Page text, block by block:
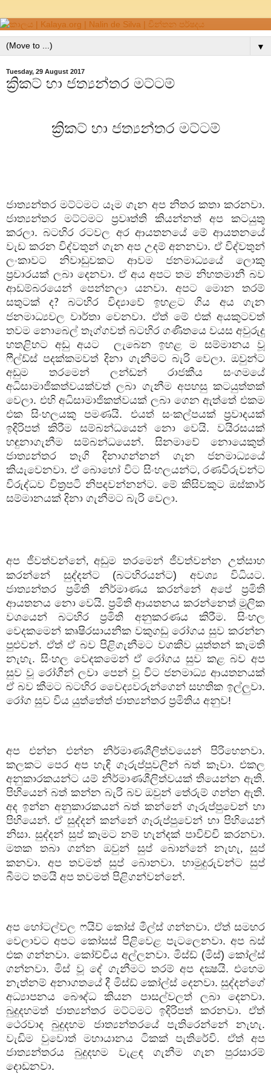
▼
Tuesday, 29 August 2017
ක්‍රිකට් හා ජත්‍යන්තර මට්ටම්
ක්‍රිකට් හා ජත්‍යන්තර මට්ටම්
ජාත්‍යන්තර මට්ටමට යෑම ගැන අප නිතර කතා කරනවා.
ජාත්‍යන්තර මට්ටමට ප්‍රවෘත්ති කියන්නත් අප කටයුතු
කරලා. බටහිර රටවල අර ආයතනයේ මේ ආයතනයේ
වැඩ කරන විද්වතුන් ගැන අප උදම් අනනවා. ඒ විද්වතුන්
ලංකාවට නිවාඩුවකට ආවම ජනමාධ්‍යයේ ලොකු
ප්‍රචාරයක් ලබා දෙනවා. ඒ අය අපට තම නිහතමානී බව
ආඩම්බරයෙන් පෙන්නලා යනවා. අපට මොන තරම්
සතුටක් ද? බටහිර විද්‍යාවේ ඉහළට ගිය අය ගැන
ජනමාධ්‍යවල වාර්තා වෙනවා. ඒත් මේ එක් අයකුටවත්
තවම නොබෙල් තෑග්ගවත් බටහිර ගණිතයෙ වයස අවුරුදු
හතළිහට අඩු අයට
ලැබෙන ඉහළ ම සම්මානය වූ
ෆීල්ඩ්ස් පදක්කමවත් දිනා ගැනීමට බැරි වෙලා. ඔවුන්ට
අඩුම තරමෙන් ලන්ඩන් රාජකීය සංගමයේ
අධිසාමාජිකත්වයක්වත් ලබා ගැනීම අපහසු කටයුත්තක්
වෙලා. එහි අධිසාමාජිකත්වයක් ලබා ගෙන ඇත්තේ එකම
එක සිංහලයකු පමණයි. එයත් සංකල්පයක් ප්‍රවාදයක්
ඉදිරිපත් කිරීම සම්බන්ධයෙන් නො වෙයි. වයිරසයක්
හඳුනාගැනීම සම්බන්ධයෙන්. සිනමාවේ නොයෙකුත්
ජාත්‍යන්තර තෑගි දිනාගන්නන් ගැන ජනමාධ්‍යයේ
කියැවෙනවා. ඒ බොහෝ විට සිංහලයන්ට, රණවිරුවන්ට
විරුද්ධව චිත්‍රපටි නිපදවන්නන්ට. මේ කිසිවකුට ඔස්කාර්
සම්මානයක් දිනා ගැනීමට බැරි වෙලා.
අප ජීවත්වන්නේ,අඩුම තරමෙන් ජීවත්වන්න උත්සාහ
කරන්නේ සුද්දන්ට (බටහිරයන්ට) අවශ්‍ය විධියට.
ජාත්‍යන්තර ප්‍රමිති නිර්මාණය කරන්නේ අපේ ප්‍රමිති
ආයතනය නො වෙයි. ප්‍රමිති ආයතනය කරන්නෙත් මූලික
වශයෙන් බටහිර ප්‍රමිති අනුකරණය කිරීම. සිංහල
වෙදකමෙන් කෘෂිරසායනික වකුගඩු රෝගය සුව කරන්න
පුළුවන්. ඒත් ඒ බව පිළිගැනීමට වගකිව යුත්තන් කැමති
නැහැ. සිංහල වෙදකමෙන් ඒ රෝගය සුව කළ බව අප
සුව වූ රෝගීන් ලවා පෙන් වූ විට ජනමාධ්‍ය ආයතනයක්
ඒ බව කීමට බටහිර වෛද්‍යවරුන්ගෙන් සහතික ඉල්ලුවා.
රෝග සුව විය යුත්තේත් ජාත්‍යන්තර ප්‍රමිතිය අනුව!
අප එන්න එන්න නිර්මාණශීලිත්වයෙන් පිරිහෙනවා.
කලකට පෙර අප හැඳි ගෑරුප්පුවලින් බත් කෑවා. එකල
අනුකාරකයන්ට යම් නිර්මාණශීලිත්වයක් තියෙන්න ඇති.
පිහියෙන් බත් කන්න බැරි බව ඔවුන් තේරුම් ගන්න ඇති.
අද ඉන්න අනුකාරකයන් බත් කන්නේ ගෑරුප්පුවෙන් හා
පිහියෙන්. ඒ සුද්දන් කන්නේ ගෑරුප්පුවෙන් හා පිහියෙන්
නිසා. සුද්දන් සුප් කෑමට නම් හැන්දක් පාවිච්චි කරනවා.
මතක තබා ගන්න ඔවුන් සුප් බොන්නේ නැහැ,සුප්
කනවා. අප තවමත් සුප් බොනවා. හාමුදුරුවන්ට සුප්
බීමට තමයි අප තවමත් පිළිගන්වන්නේ.
අප හෝටල්වල ෆයිව් කෝස් මීල්ස් ගන්නවා. ඒත් සමහර
වෙලාවට අපට කෝසස් පිළිවෙළ පැටලෙනවා. අප බස්
එක ගන්නවා. කෝච්චිය අල්ලනවා. මිස්ඩ් (මිස්) කෝල්ස්
ගන්නවා. මිස් වූ දේ ගැනීමට තරම් අප දක්‍ෂයි. එහෙම
නැත්නම් අනාගතයේ දී මිස්ඩ් කෝල්ස් දෙනවා. සුද්දන්ගේ
අධ්‍යාපනය බෞද්ධ කියන පාසල්වලත් ලබා දෙනවා.
බුදුදහමත් ජාත්‍යන්තර මට්ටමට ඉදිරිපත් කරනවා. ඒත්
ථෙරවාද බුදුදහම ජාත්‍යන්තරයේ පැතිරෙන්නේ නැහැ.
වැඩිම වුවොත් මහායානය ටිකක් පැතිරේවි. ඒත් අප
ජාත්‍යන්තරය බුදුදහම වැළඳ ගැනීම ගැන පුරසාරම්
දොඩනවා.